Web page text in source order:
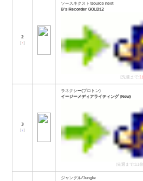
2
[↑]
ソースネクスト/source next
B’s Recorder GOLD12
[先週まで:1
3
[↓]
ラネクシー(プロトン)
イージーメディアライティング (New)
[先週まで
ジャングル/Jungle